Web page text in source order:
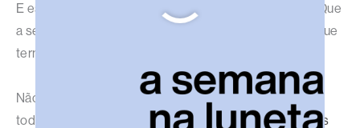
E esta foi mais uma semana concluída com sucesso! Que
a semana que começa seja melhor do que a semana que
termina.
Não se esqueçam, meus amigos: eu estou com vocês
todos os dias no site, noInstagram e nas demais redes